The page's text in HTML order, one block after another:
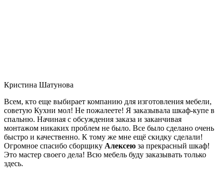
Кристина Шатунова
Всем, кто еще выбирает компанию для изготовления мебели,
советую Кухни мол! Не пожалеете! Я заказывала шкаф-купе в
спальню. Начиная с обсуждения заказа и заканчивая
монтажом никаких проблем не было. Все было сделано очень
быстро и качественно. К тому же мне ещё скидку сделали!
Огромное спасибо сборщику Алексею за прекрасный шкаф!
Это мастер своего дела! Всю мебель буду заказывать только
здесь.